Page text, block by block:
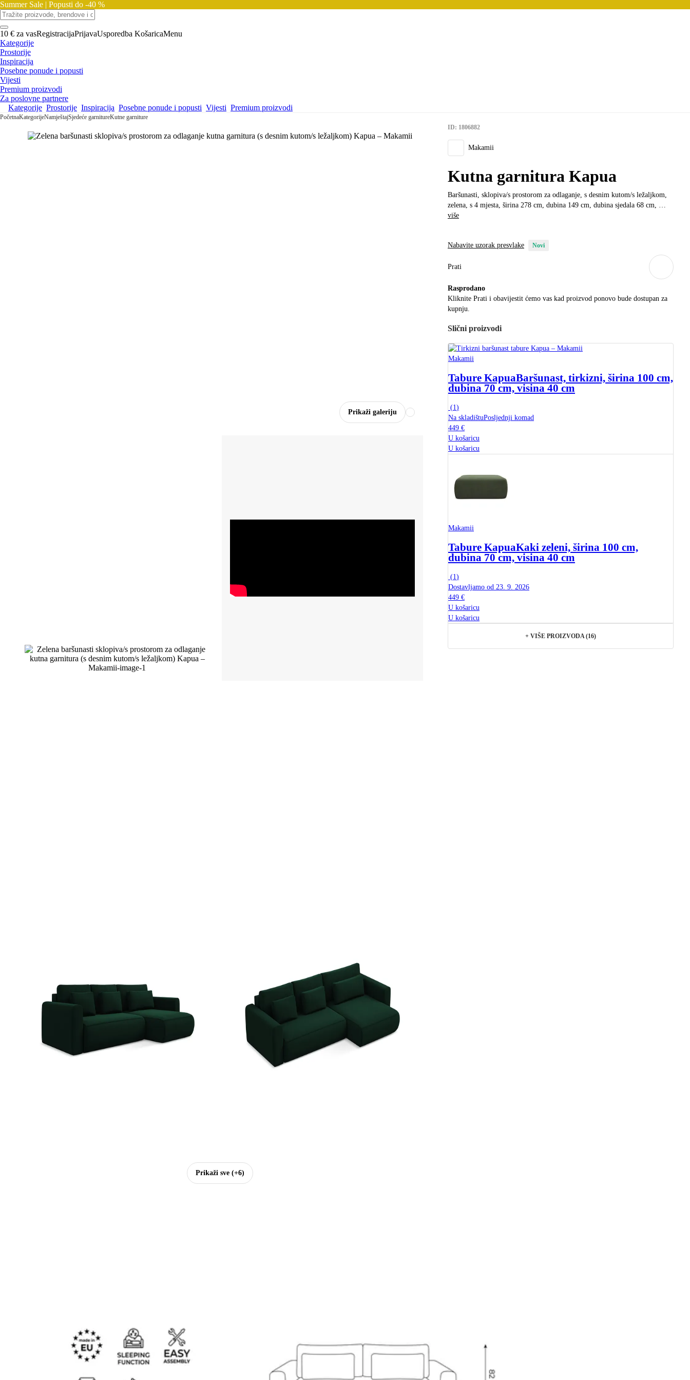
Summer Sale | Popusti do -40 %
10 € za vasRegistracijaPrijavaUsporedba KošaricaMenu
Kategorije
Prostorije
Inspiracija
Posebne ponude i popusti
Vijesti
Premium proizvodi
Za poslovne partnere
Kategorije Prostorije Inspiracija Posebne ponude i popusti Vijesti Premium proizvodi
PočetnaKategorijeNamještajSjedeće garnitureKutne garniture
Prikaži galeriju
Prikaži sve(+6)
ID: 1806882
Makamii
Kutna garnitura Kapua
Baršunasti, sklopiva/s prostorom za odlaganje, s desnim kutom/s ležaljkom,
zelena, s 4 mjesta, širina 278 cm, dubina 149 cm, dubina sjedala 68 cm, …
više
Nabavite uzorak presvlake Novi
Prati
Rasprodano
Kliknite Prati i obavijestit ćemo vas kad proizvod ponovo bude dostupan za
kupnju.
Slični proizvodi
Makamii
Tabure KapuaBaršunast, tirkizni, širina 100 cm,
dubina 70 cm, visina 40 cm
(1)
Na skladištuPosljednji komad
449 €
U košaricu
U košaricu
Makamii
Tabure KapuaKaki zeleni, širina 100 cm,
dubina 70 cm, visina 40 cm
(1)
Dostavljamo od 23. 9. 2026
449 €
U košaricu
U košaricu
+ VIŠE PROIZVODA (16)